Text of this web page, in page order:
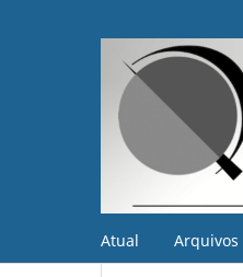
Atual Arquivos